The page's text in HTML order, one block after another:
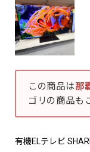
この商品は那
ゴリの商品も
有機ELテレビ